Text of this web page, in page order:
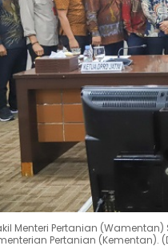
Menteri Pertanian
Pertanian (Kementan).